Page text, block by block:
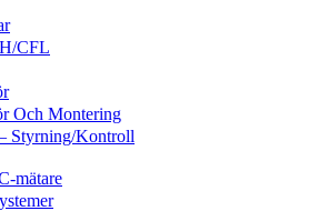
CFL
Och Montering
Styrning/Kontroll
mätare